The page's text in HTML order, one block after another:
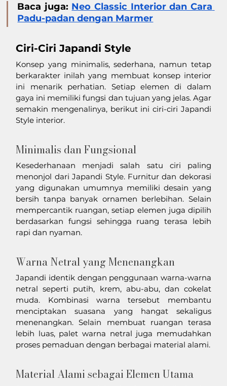
Baca juga: Neo Classic Interior dan Cara
Padu-padan dengan Marmer
Ciri-Ciri Japandi Style
Konsep yang minimalis, sederhana, namun tetap
berkarakter inilah yang membuat konsep interior
ini menarik perhatian. Setiap elemen di dalam
gaya ini memiliki fungsi dan tujuan yang jelas. Agar
semakin mengenalinya, berikut ini ciri-ciri Japandi
Style interior.
Minimalis dan Fungsional
Kesederhanaan menjadi salah satu ciri paling
menonjol dari Japandi Style. Furnitur dan dekorasi
yang digunakan umumnya memiliki desain yang
bersih tanpa banyak ornamen berlebihan. Selain
mempercantik ruangan, setiap elemen juga dipilih
berdasarkan fungsi sehingga ruang terasa lebih
rapi dan nyaman.
Warna Netral yang Menenangkan
Japandi identik dengan penggunaan warna-warna
netral seperti putih, krem, abu-abu, dan cokelat
muda. Kombinasi warna tersebut membantu
menciptakan suasana yang hangat sekaligus
menenangkan. Selain membuat ruangan terasa
lebih luas, palet warna netral juga memudahkan
proses pemaduan dengan berbagai material alami.
Material Alami sebagai Elemen Utama